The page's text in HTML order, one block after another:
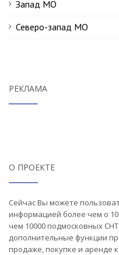
Запад МО
Северо-запад МО
РЕКЛАМА
О ПРОЕКТЕ
Сейчас Вы можете
информацией более чем о
чем 10000 подмосковных
дополнительные функции
продаже, покупке и аренде